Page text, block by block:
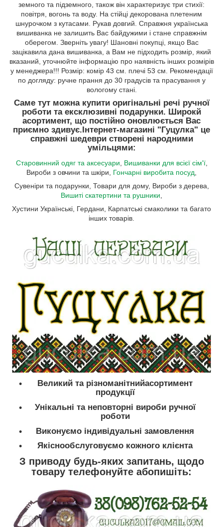
земного та підземного, також він характеризує три стихії:
повітря, вогонь та воду. На стійці декорована плетеним
шнурочком з кутасами. Рукав довгий. Справжня українська
вишиванка не залишить Вас байдужими і стане справжнім
оберегом. Зверніть увагу! Шановні покупці, якщо Вас
зацікавила дана вишиванка, а Вам не підходить розмір, який
вказаний, уточнюйте інформацію про наявність інших розмірів
у менеджера!!! Розмір: комір 43 см. плечі 53 см. Рекомендації
по догляду: ручне прання до 30 градусів та прасування у
вологому стані.
Саме тут можна купити оригінальні речі ручної
роботи та ексклюзивні подарунки. Широкй
асортимент, що постійно оновлюється Вас
приємно здивує. Інтернет-магазині "Гуцулка" це
справжні шедеври створені народними
умільцями:
Старовинний одяг та аксесуари Вишиванки для всієї сім'ї,
Вироби з овчини та шкіри,
Гончарні виробита посуд
Сувеніри та подарунки, Товари для дому, Вироби з дерева,
Вишиті скатертини та рушники
Хустини Українські, Гердани, Карпатські смаколики та багато
інших товарів.
Великий та різноманітнийасортимент
продукції
Унікальні та неповторні вироби ручної
роботи
Виконуємо індивідуальні замовлення
Якіснообслуговуємо кожного клієнта
З приводу будь-яких запитань, щодо
товару телефонуйте абопишіть: